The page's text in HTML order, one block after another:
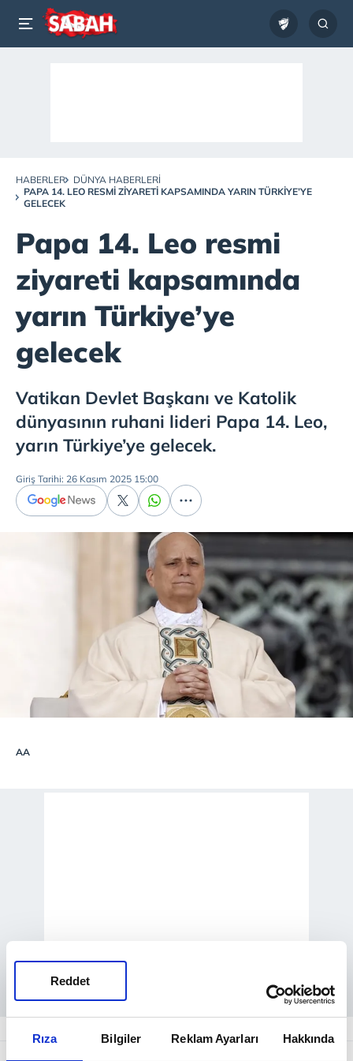
Rıza Bilgiler Reklam Ayarları Hakkında
Reddet
HABERLER
DÜNYA HABERLERI
PAPA 14. LEO RESMI ZIYARETI KAPSAMINDA YARIN TÜRKIYE’YE
GELECEK
Papa 14. Leo resmi
ziyareti kapsamında
yarın Türkiye’ye
gelecek
Vatikan Devlet Başkanı ve Katolik
dünyasının ruhani lideri Papa 14. Leo,
yarın Türkiye’ye gelecek.
Giriş Tarihi: 26 Kasım 2025 15:00
AA